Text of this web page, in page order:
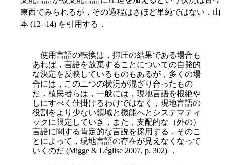
東西でみられるが，その過程はさほど単純ではない．山
本 (12--14) を引用する．
使用言語の転換は，抑圧の結果である場合も
あれば，言語を放棄することについての自発的
な決定を反映しているものもあるが，多くの場
合には，この二つの状況が混ざり合ったもの
だ．植民者らは，一般には，現地言語を根絶や
しにすべく仕掛けるわけではなく，現地言語の
役割をより少ない領域と機能へとシステマティ
ックに限定していき，また，支配的な（外の）
言語に関する肯定的な言説を採用する．そのこ
とによって，現地言語の存在が見えなくなって
いくのだ (Migge & Léglise 2007, p. 302) ．